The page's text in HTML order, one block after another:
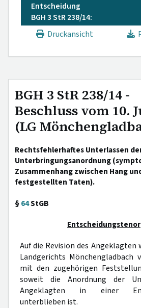
Entscheidung
BGH 3 StR 238/14:
Druckansicht
BGH 3 StR 238/14 -
Beschluss vom 10.
(LG
Rechtsfehlerhaftes Unterlassen
Unterbringungsanordnung
Zusammenhang zwischen Hang
festgestellten Taten).
§64StGB
Entscheidungstenor
Auf die Revision des Angeklagten
Landgerichts Mönchengladbach
mit den zugehörigen
soweit die Anordnung der
Angeklagten in einer
unterblieben ist.